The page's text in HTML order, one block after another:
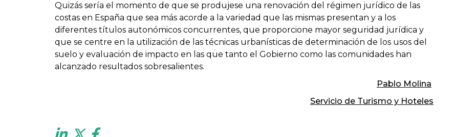
Quizás sería el momento de que se produjese una renovación del régimen jurídico de las
costas en España que sea más acorde a la variedad que las mismas presentan y a los
diferentes títulos autonómicos concurrentes, que proporcione mayor seguridad jurídica y
que se centre en la utilización de las técnicas urbanísticas de determinación de los usos del
suelo y evaluación de impacto en las que tanto el Gobierno como las comunidades han
alcanzado resultados sobresalientes.
Pablo Molina
Servicio de Turismo y Hoteles